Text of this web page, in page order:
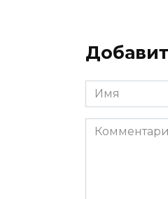
Имя
*
Комментарий